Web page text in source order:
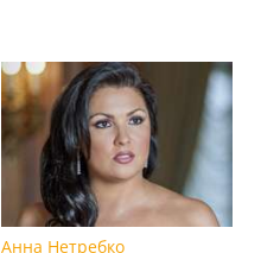
Анна Нетребко